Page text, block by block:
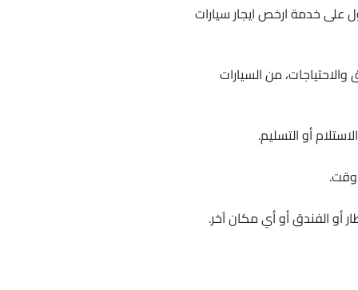
على خدمة ارخص ايجار سيارات
من السيارات
أو التسليم.
وقت.
أو الفندق أو أي مكان آخر.